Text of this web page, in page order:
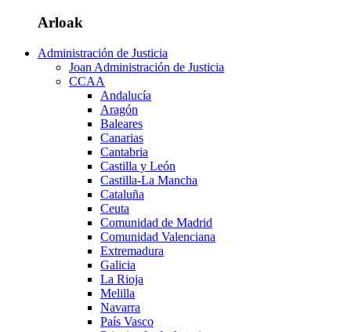
Arloak
Administración de Justicia
Joan Administración de Justicia
CCAA
Andalucía
Aragón
Baleares
Canarias
Cantabria
Castilla y León
Castilla-La Mancha
Cataluña
Ceuta
Comunidad de Madrid
Comunidad Valenciana
Extremadura
Galicia
La Rioja
Melilla
Navarra
País Vasco